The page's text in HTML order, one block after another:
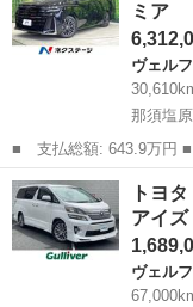
スライド ＥＴ... ミア
ヴェル
那須塩
■ 支払総額: 643.9万円 ■ 車両本体価格： 6,312,000 円 ■ メーカ
ー名： トヨタ ■ 車種
ード名： Ｚ プレミア
バーサル...
栃木 那須塩原市
トヨ
アイ
ヴェル